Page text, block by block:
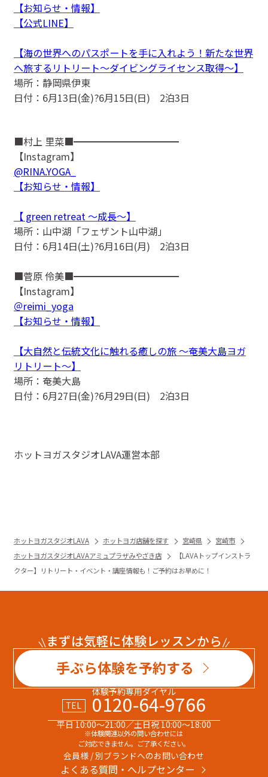
【お知らせ・情報】
【公式LINE】
【海の世界へのパスポートを手に入れよう！新たな世界
へ旅するリトリート〜ダイビングライセンス取得〜】
場所：静岡県伊東
日付：6月13日(金)?6月15日(日) 2泊3日
■村上 里菜■━━━━━━━━━━━
【Instagram】
@RINA.YOGA_
【お知らせ・情報】
【 green retreat 〜成長〜】
場所：山中湖「フェザント山中湖」
日付：6月14日(土)?6月16日(月) 2泊3日
■菅原 伶美■━━━━━━━━━━━
【Instagram】
＠reimi_yoga
【お知らせ・情報】
【大自然と伝統文化に触れる癒しの旅 ～奄美大島ヨガ
リトリート～】
場所：奄美大島
日付：6月27日(金)?6月29日(日) 2泊3日
ホットヨガスタジオLAVA運営本部
ホットヨガスタジオLAVA ホットヨガ店舗を探す 宮崎県
宮崎市
ホットヨガスタジオLAVAアミュプラザみやざき店
【LAVAトップインストラ
クター】リトリート・イベント・講座情報も！ご予約はお早めに！
まずは気軽に体験レッスンから
手ぶら体験を予約する
体験予約専用ダイヤル
TEL
0120-64-9766
平日 10:00～21:00／土日祝 10:00～18:00
※体験関連以外の問い合わせには
ご対応できません。ご了承ください。
会員様 / 別ブランドへのお問い合わせ
よくある質問・へルプセンター